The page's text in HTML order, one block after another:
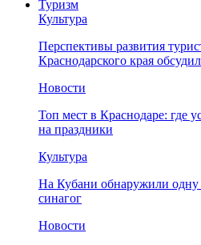
Туризм
Культура
Перспективы развития
Краснодарского края
Новости
Топ мест в Краснодаре: где
на праздники
Культура
На Кубани обнаружили
синагог
Новости